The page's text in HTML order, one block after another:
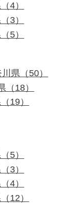
4）
3）
5）
県（50）
（18）
19）
5）
3）
4）
12）